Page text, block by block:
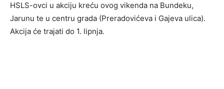
HSLS-ovci u akciju kreću ovog vikenda na Bundeku,
Jarunu te u centru grada (Preradovićeva i Gajeva ulica).
Akcija će trajati do 1. lipnja.